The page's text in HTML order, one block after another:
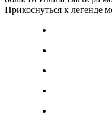
Прикоснуться к легенде